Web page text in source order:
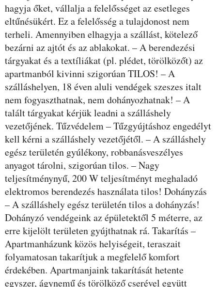
hagyja őket, vállalja a felelősséget az esetleges
eltűnésükért. Ez a felelősség a tulajdonost nem
terheli. Amennyiben elhagyja a szállást, kötelező
bezárni az ajtót és az ablakokat. – A berendezési
tárgyakat és a textíliákat (pl. plédet, törölközőt) az
apartmanból kivinni szigorúan TILOS! – A
szálláshelyen, 18 éven aluli vendégek szeszes italt
nem fogyaszthatnak, nem dohányozhatnak! – A
talált tárgyakat kérjük leadni a szálláshely
vezetőjének. Tűzvédelem – Tűzgyújtáshoz engedélyt
kell kérni a szálláshely vezetőjétől. – A szálláshely
egész területén gyúlékony, robbanásveszélyes
anyagot tárolni, szigorúan tilos. – Nagy
teljesítménynyű, 200 W teljesítményt meghaladó
elektromos berendezés használata tilos! Dohányzás
– A szálláshely egész területén tilos a dohányzás!
Dohányzó vendégeink az épületektől 5 méterre, az
erre kijelölt területen gyújthatnak rá. Takarítás –
Apartmanházunk közös helyiségeit, teraszait
folyamatosan takarítjuk a megfelelő komfort
érdekében. Apartmanjaink takarítását hetente
egyszer, ágynemű és törölköző cserével együtt